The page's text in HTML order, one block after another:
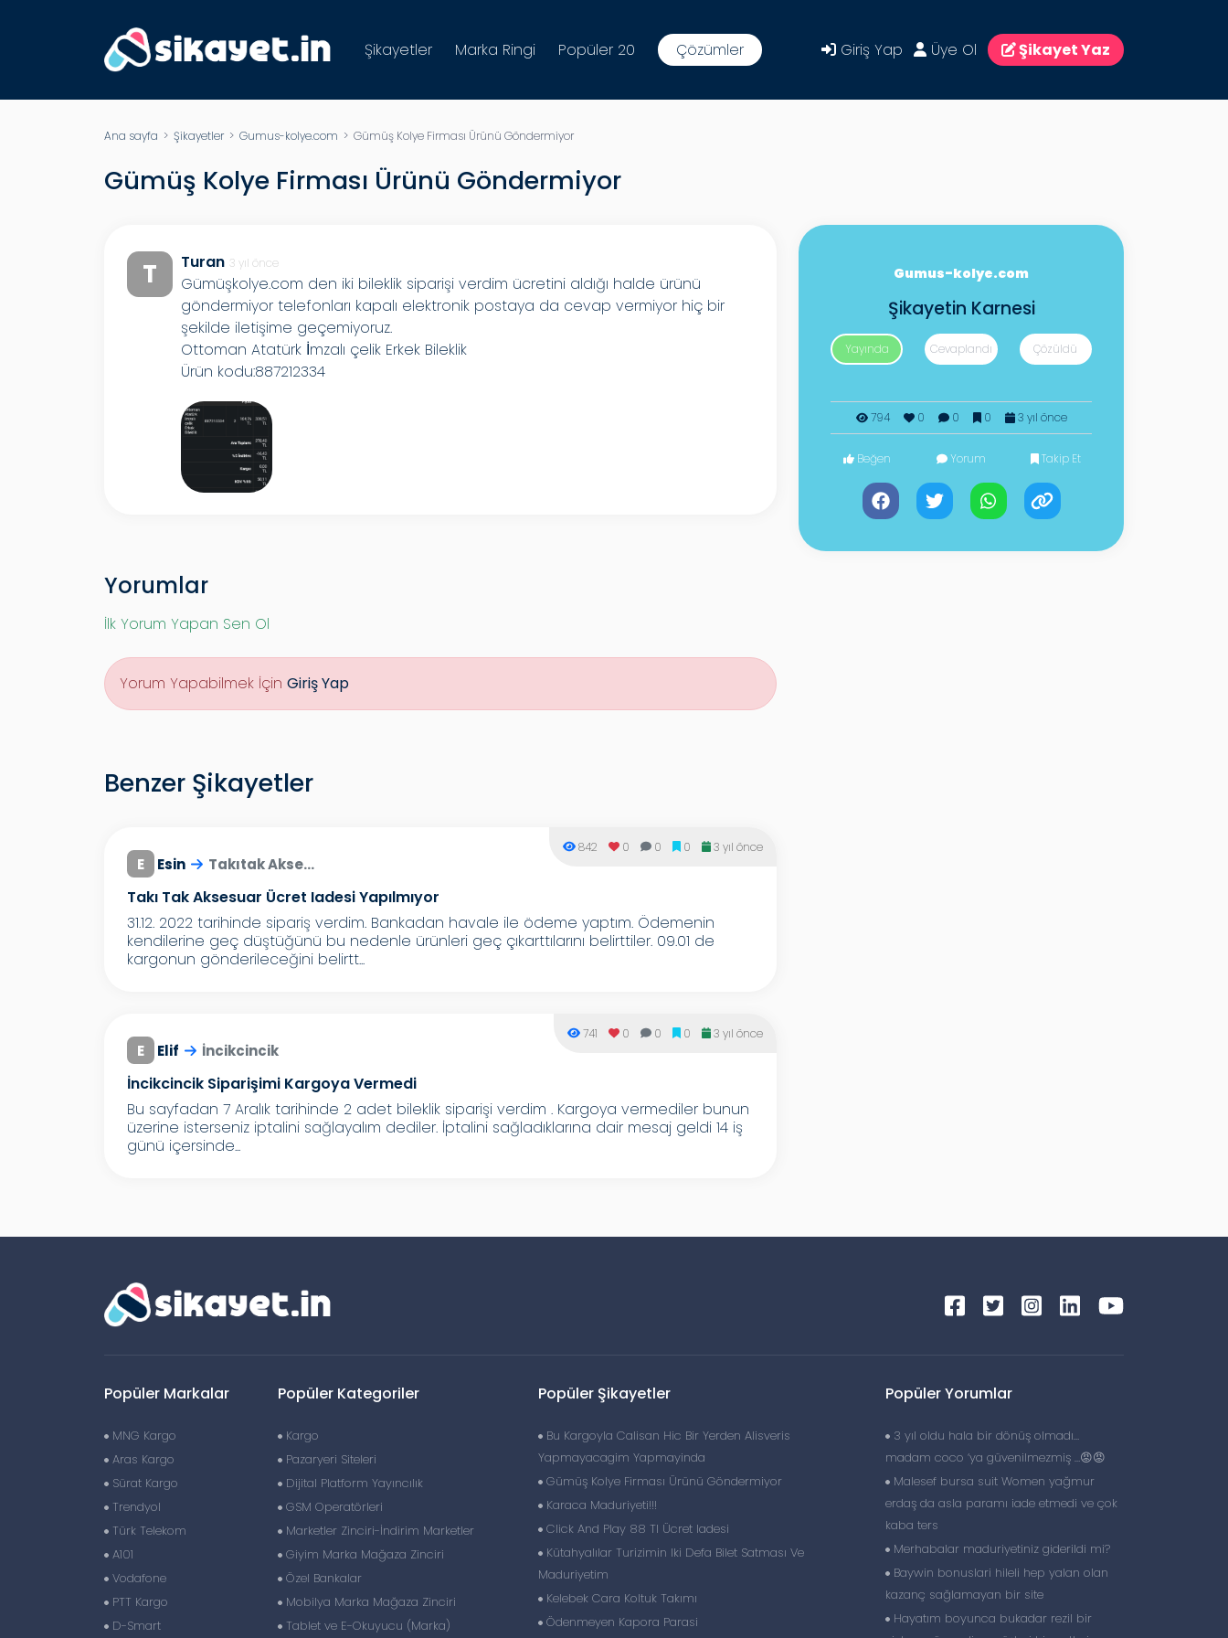
Şikayetler Marka Ringi Popüler 20 Çözümler Giriş Yap Üye Ol Şikayet Yaz
Ana sayfa > Şikayetler> Gumus-kolye.com > Gümüş Kolye Firması Ürünü Göndermiyor
Gümüş Kolye Firması Ürünü Göndermiyor
T Turan 3 yıl önce
Gümüşkolye.com den iki bileklik siparişi verdim ücretini aldığı halde ürünü
göndermiyor telefonları kapalı elektronik postaya da cevap vermiyor hiç bir
şekilde iletişime geçemiyoruz.
Ottoman Atatürk İmzalı çelik Erkek Bileklik
Ürün kodu:887212334
Gumus-kolye.com
Şikayetin Karnesi
Yayında Cevaplandı Çözüldü
794 0 0 0 3 yıl önce
Beğen Yorum Takip Et
Yorumlar
İlk Yorum Yapan Sen Ol
Yorum Yapabilmek İçin Giriş Yap
Benzer Şikayetler
E Esin Takıtak Akse...
Takı Tak Aksesuar Ücret Iadesi Yapılmıyor
842 0 0 0 3 yıl önce
31.12. 2022 tarihinde sipariş verdim. Bankadan havale ile ödeme yaptım. Ödemenin
kendilerine geç düştüğünü bu nedenle ürünleri geç çıkarttılarını belirttiler. 09.01 de
kargonun gönderileceğini belirtt...
E Elif İncikcincik
İncikcincik Siparişimi Kargoya Vermedi
741 0 0 0 3 yıl önce
Bu sayfadan 7 Aralık tarihinde 2 adet bileklik siparişi verdim . Kargoya vermediler bunun
üzerine isterseniz iptalini sağlayalım dediler. İptalini sağladıklarına dair mesaj geldi 14 iş
günü içersinde...
Popüler Markalar
MNG Kargo
Aras Kargo
Sürat Kargo
Trendyol
Türk Telekom
A101
Vodafone
PTT Kargo
D-Smart
Popüler Kategoriler
Kargo
Pazaryeri Siteleri
Dijital Platform Yayıncılık
GSM Operatörleri
Marketler Zinciri-İndirim Marketler
Giyim Marka Mağaza Zinciri
Özel Bankalar
Mobilya Marka Mağaza Zinciri
Tablet ve E-Okuyucu (Marka)
Popüler Şikayetler
Bu Kargoyla Calisan Hic Bir Yerden Alisveris
Yapmayacagim Yapmayinda
Gümüş Kolye Firması Ürünü Göndermiyor
Karaca Maduriyeti!!!
Click And Play 88 Tl Ücret Iadesi
Kütahyalılar Turizimin Iki Defa Bilet Satması Ve
Maduriyetim
Kelebek Cara Koltuk Takımı
Ödenmeyen Kapora Parasi
Popüler Yorumlar
3 yıl oldu hala bir dönüş olmadı…
madam coco ‘ya güvenilmezmiş …😡😡
Malesef bursa suit Women yağmur
erdaş da asla paramı iade etmedi ve çok
kaba ters
Merhabalar maduriyetiniz giderildi mi?
Baywin bonuslari hileli hep yalan olan
kazanç sağlamayan bir site
Hayatım boyunca bukadar rezil bir